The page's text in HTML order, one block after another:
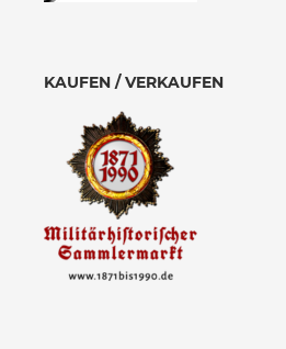
KAUFEN / VERKAUFEN